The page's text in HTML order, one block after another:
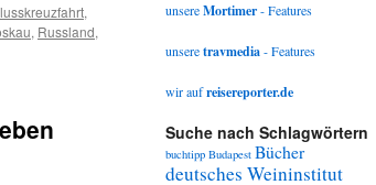
,
, Russland,
unsereMortimer- Features
unseretravmedia- Features
wir aufreisereporter.de
Suche nach Schlagwörtern
buchtipp Budapest Bücher
deutsches Weininstitut